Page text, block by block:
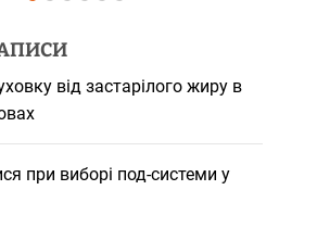
від застарілого жиру в
при виборі под-системи у